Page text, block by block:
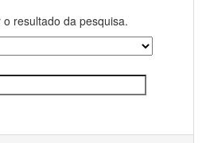
resultado da pesquisa.